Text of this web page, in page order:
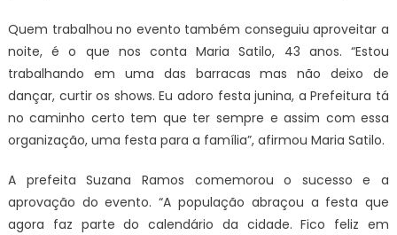
Quem trabalhou no evento também conseguiu aproveitar a
noite, é o que nos conta Maria Satilo, 43 anos. “Estou
trabalhando em uma das barracas mas não deixo de
dançar, curtir os shows. Eu adoro festa junina, a Prefeitura tá
no caminho certo tem que ter sempre e assim com essa
organização, uma festa para a família”, afirmou Maria Satilo.
A prefeita Suzana Ramos comemorou o sucesso e a
aprovação do evento. “A população abraçou a festa que
agora faz parte do calendário da cidade. Fico feliz em